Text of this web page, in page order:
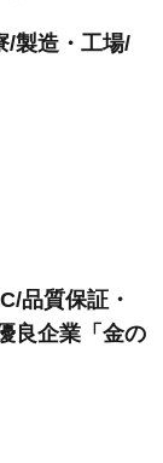
/製造・工場/
品質保証・
良企業「金の